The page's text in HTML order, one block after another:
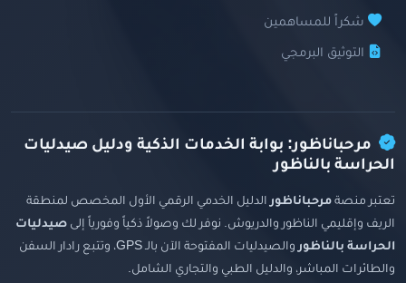
شكراً للمساهمين
التوثيق البرمجي
مرحباناظور: بوابة الخدمات الذكية ودليل صيدليات
الحراسة بالناظور
تعتبر منصة مرحباناظورالدليل الخدمي الرقمي الأول المخصص لمنطقة
الريف وإقليمي الناظور والدريوش. نوفر لك وصولاً ذكياً وفورياً إلى صيدليات
الحراسة بالناظور
والصيدليات المفتوحة الآن بالـ GPS، وتتبع رادار السفن
والطائرات المباشر، والدليل الطبي والتجاري الشامل.